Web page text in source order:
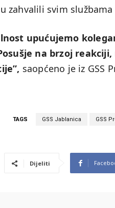
zahvalili svim
upućujemo
na brzoj
saopćeno je iz GSS
TAGS GSS Jablanica GSS
Dijeliti